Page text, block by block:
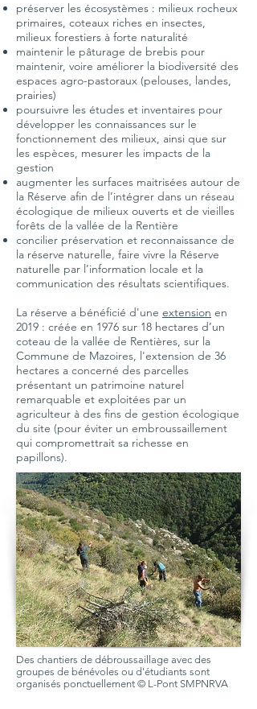
préserver les écosystèmes : milieux rocheux
primaires, coteaux riches en insectes,
milieux forestiers à forte naturalité
maintenir le pâturage de brebis pour
maintenir, voire améliorer la biodiversité des
espaces agro-pastoraux (pelouses, landes,
prairies)
poursuivre les études et inventaires pour
développer les connaissances sur le
fonctionnement des milieux, ainsi que sur
les espèces, mesurer les impacts de la
gestion
augmenter les surfaces maitrisées autour de
la Réserve afin de l’intégrer dans un réseau
écologique de milieux ouverts et de vieilles
forêts de la vallée de la Rentière
concilier préservation et reconnaissance de
la réserve naturelle, faire vivre la Réserve
naturelle par l’information locale et la
communication des résultats scientifiques.
La réserve a bénéficié d'une extension en
2019 : créée en 1976 sur 18 hectares d’un
coteau de la vallée de Rentières, sur la
Commune de Mazoires, l'extension de 36
hectares a concerné des parcelles
présentant un patrimoine naturel
remarquable et exploitées par un
agriculteur à des fins de gestion écologique
du site (pour éviter un embroussaillement
qui compromettrait sa richesse en
papillons).
Des chantiers de débroussaillage avec des
groupes de bénévoles ou d'étudiants sont
organisés ponctuellement © L-Pont SMPNRVA